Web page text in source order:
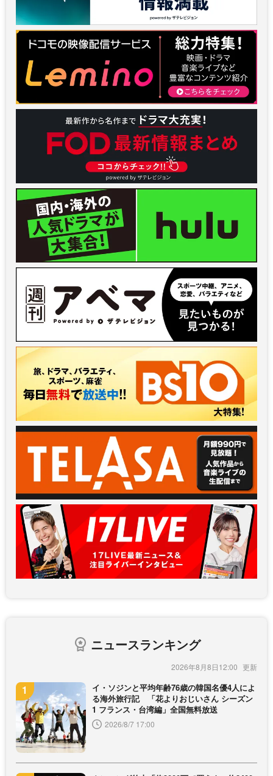
ニュースランキング
2026年8月8日12:00
イ・ソジンと平均年齢76歳の韓国名優4人によ
る海外旅行記 「花よりおじいさん シーズン
1 フランス・台湾編」全国無料放送
2026/8/7 17:00